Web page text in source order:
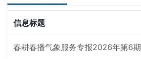
信息标题
春耕春播气象服务专报2026年第6期